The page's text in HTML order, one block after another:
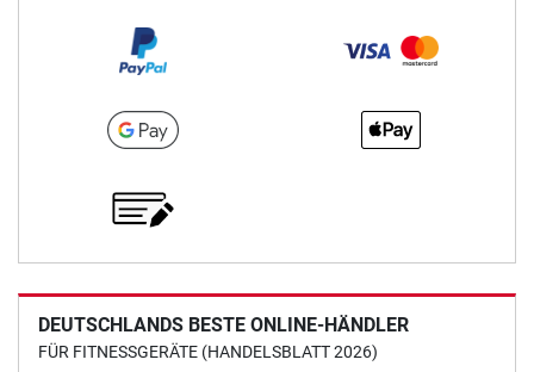
DEUTSCHLANDS BESTE ONLINE-HÄNDLER
FÜR FITNESSGERÄTE (HANDELSBLATT 2026)